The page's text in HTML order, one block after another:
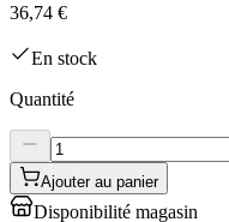
36,74 €
En stock
Quantité
Ajouter au panier
Disponibilité magasin